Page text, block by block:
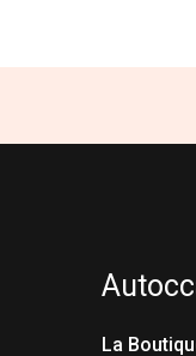
La